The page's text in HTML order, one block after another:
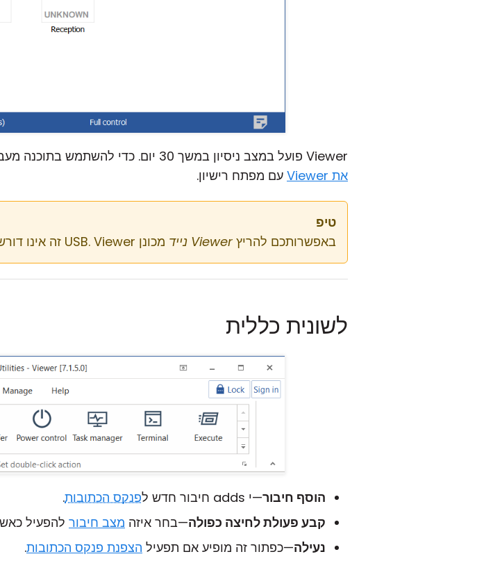
Viewer פועל במצב ניסיון במשך 30 יום. כדי להשתמש בתוכנה מעבר לתקופת הניסיון, נדרשת רישיון תקף. למדו
את Viewer
עם מפתח רישיון.
טיפ
באפשרותכם להריץ Viewer נייד מכונן USB. Viewer זה אינו דורש התקנה.
לשונית כללית
הוסף חיבור—י adds חיבור חדש ל פנקס הכתובות.
קבע פעולת לחיצה כפולה—בחר איזה מצב חיבור להפעיל
נעילה—כפתור זה מופיע אם תפעיל הצפנת פנקס הכתובות.